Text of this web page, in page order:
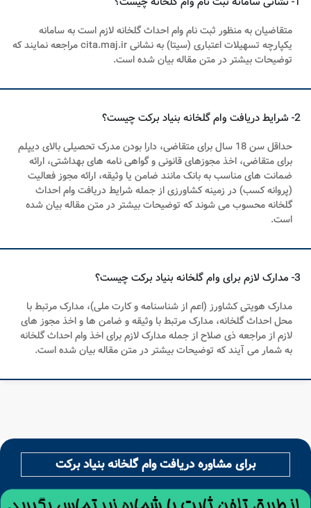
متقاضیان به منظور ثبت نام وام احداث گلخانه لازم است به سامانه
یکپارچه تسهیلات اعتباری (سیتا) به نشانی cita.maj.ir مراجعه نمایند که
توضیحات بیشتر در متن مقاله بیان شده است.
2- شرایط دریافت وام گلخانه بنیاد برکت چیست؟
حداقل سن 18 سال برای متقاضی، دارا بودن مدرک تحصیلی بالای دیپلم
برای متقاضی، اخذ مجوزهای قانونی و گواهی نامه های بهداشتی، ارائه
ضمانت های مناسب به بانک مانند ضامن یا وثیقه، ارائه مجوز فعالیت
(پروانه کسب) در زمینه کشاورزی از جمله شرایط دریافت وام احداث
گلخانه محسوب می شوند که توضیحات بیشتر در متن مقاله بیان شده
است.
3- مدارک لازم برای وام گلخانه بنیاد برکت چیست؟
مدارک هویتی کشاورز (اعم از شناسنامه و کارت ملی)، مدارک مرتبط با
محل احداث گلخانه، مدارک مرتبط با وثیقه و ضامن ها و اخذ مجوز های
لازم از مراجعه ذی صلاح از جمله مدارک لازم برای اخذ وام احداث گلخانه
به شمار می آیند که توضیحات بیشتر در متن مقاله بیان شده است.
برای مشاوره دریافت وام گلخانه بنیاد برکت